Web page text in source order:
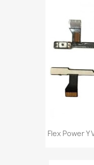
Flex Power Y